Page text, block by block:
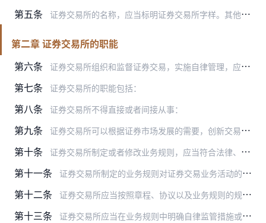
第五条 证券交易所的名称，应当标明证券交易所字样。其他任何单位和个人不得使用证券交易所或者近似名称。
第二章 证券交易所的职能
第六条
证券交易所组织和监督证券交易，实施自律管理，应当遵循社会公共利益优先原则，维护市场的公平、有序、透明。
第七条 证券交易所的职能包括：
第八条 证券交易所不得直接或者间接从事：
第九条 证券交易所可以根据证券市场发展的需要，创新交易品种和交易方式，设立不同的市场层次。
第十条 证券交易所制定或者修改业务规则，应当符合法律、行政法规、部门规章对其自律管理职责的要求。
第十一条 证券交易所制定的业务规则对证券交易业务活动的各参与主体具有约束力。对违反业务规则的行为，证券交易所给予纪律处分或者采取其他自律管理措施。
第十二条 证券交易所应当按照章程、协议以及业务规则的规定，对违法违规行为采取自律监管措施或者纪律处分，履行自律管理职责。
第十三条 证券交易所应当在业务规则中明确自律监管措施或者纪律处分的具体类型、适用情形和适用程序。